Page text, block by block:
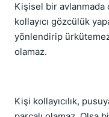
Kişisel bir avlanmada
kollayıcı gözcülük
yönlendirip
olamaz.
Kişi kollayıcılık,